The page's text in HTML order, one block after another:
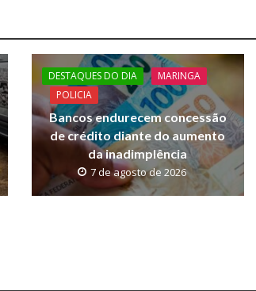
s
A
p
p
y
Li
n
k
DESTAQUES DO DIA
MARINGA
POLICIA
Bancos endurecem concessão
de crédito diante do aumento
da inadimplência
7 de agosto de 2026